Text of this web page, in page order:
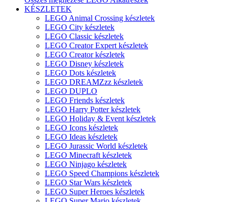
KÉSZLETEK
LEGO Animal Crossing készletek
LEGO City készletek
LEGO Classic készletek
LEGO Creator Expert készletek
LEGO Creator készletek
LEGO Disney készletek
LEGO Dots készletek
LEGO DREAMZzz készletek
LEGO DUPLO
LEGO Friends készletek
LEGO Harry Potter készletek
LEGO Holiday & Event készletek
LEGO Icons készletek
LEGO Ideas készletek
LEGO Jurassic World készletek
LEGO Minecraft készletek
LEGO Ninjago készletek
LEGO Speed Champions készletek
LEGO Star Wars készletek
LEGO Super Heroes készletek